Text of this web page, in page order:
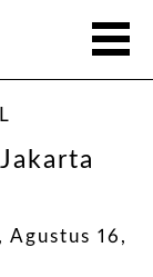
Agustus 16,